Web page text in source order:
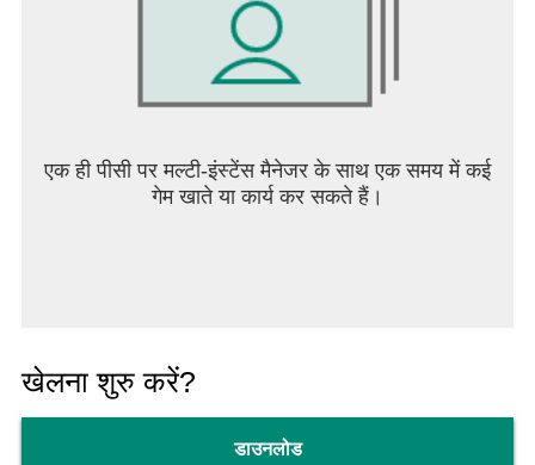
एक ही पीसी पर मल्टी-इंस्टेंस मैनेजर के साथ एक समय में कई
गेम खाते या कार्य कर सकते हैं।
खेलना शुरु करें?
डाउनलोड